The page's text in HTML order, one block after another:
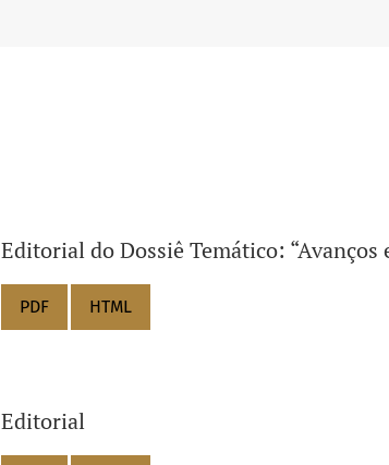
Editorial do Dossiê Temático: “Avanços
PDF HTML
Editorial